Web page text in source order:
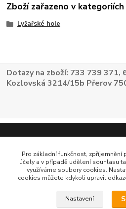
Zboží zařazeno v kategoriích
Lyžařské hole
Dotazy na zboží: 733 739 371,
Kozlovská 3214/15b Přerov
Pro základní funkčnost, zpříjemnění
účely a v případě udělení souhlasu
využíváme soubory cookies.
cookies můžete kdykoli upravit
Nastavení